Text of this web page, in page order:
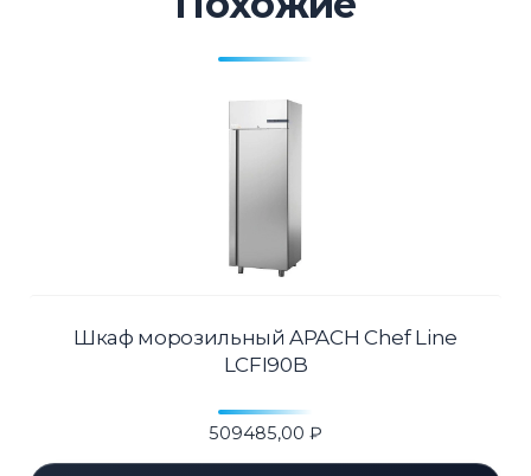
Шкаф морозильный APACH Chef Line
LCFI90B
509485,00 ₽